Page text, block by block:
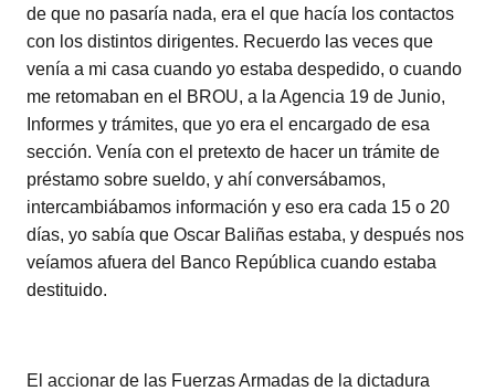
de que no pasaría nada, era el que hacía los contactos
con los distintos dirigentes. Recuerdo las veces que
venía a mi casa cuando yo estaba despedido, o cuando
me retomaban en el BROU, a la Agencia 19 de Junio,
Informes y trámites, que yo era el encargado de esa
sección. Venía con el pretexto de hacer un trámite de
préstamo sobre sueldo, y ahí conversábamos,
intercambiábamos información y eso era cada 15 o 20
días, yo sabía que Oscar Baliñas estaba, y después nos
veíamos afuera del Banco República cuando estaba
destituido.
El accionar de las Fuerzas Armadas de la dictadura